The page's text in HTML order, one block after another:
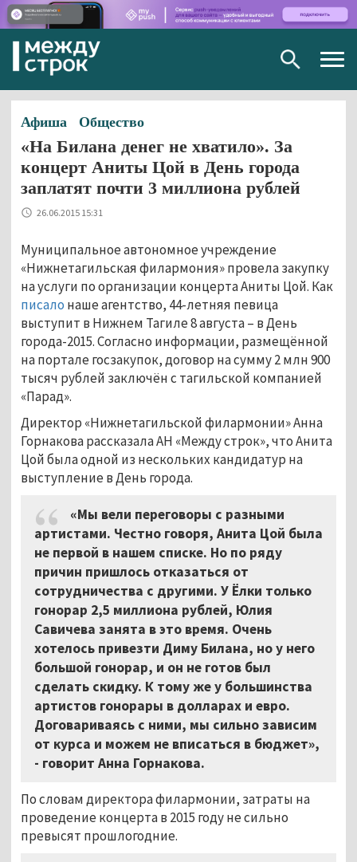
Афиша Общество
«На Билана денег не хватило». За
концерт Аниты Цой в День города
заплатят почти 3 миллиона рублей
26.06.2015 15:31
Муниципальное автономное учреждение
«Нижнетагильская филармония» провела закупку
на услуги по организации концерта Аниты Цой. Как
писало наше агентство, 44-летняя певица
выступит в Нижнем Тагиле 8 августа – в День
города-2015. Согласно информации, размещённой
на портале госзакупок, договор на сумму 2 млн 900
тысяч рублей заключён с тагильской компанией
«Парад».
Директор «Нижнетагильской филармонии» Анна
Горнакова рассказала АН «Между строк», что Анита
Цой была одной из нескольких кандидатур на
выступление в День города.
«Мы вели переговоры с разными
артистами. Честно говоря, Анита Цой была
не первой в нашем списке. Но по ряду
причин пришлось отказаться от
сотрудничества с другими. У Ёлки только
гонорар 2,5 миллиона рублей, Юлия
Савичева занята в это время. Очень
хотелось привезти Диму Билана, но у него
большой гонорар, и он не готов был
сделать скидку. К тому же у большинства
артистов гонорары в долларах и евро.
Договариваясь с ними, мы сильно зависим
от курса и можем не вписаться в бюджет»,
- говорит Анна Горнакова.
По словам директора филармонии, затраты на
проведение концерта в 2015 году не сильно
превысят прошлогодние.